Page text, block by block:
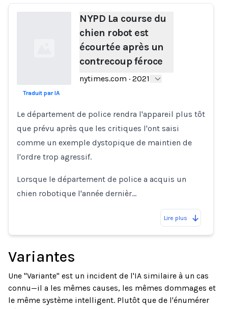
NYPD La course du
chien robot est
écourtée après un
contrecoup féroce
nytimes.com · 2021
Traduit par IA
Le département de police rendra l'appareil plus tôt
que prévu après que les critiques l'ont saisi
comme un exemple dystopique de maintien de
l'ordre trop agressif.
Lorsque le département de police a acquis un
chien robotique l'année dernièr…
Lire plus
Variantes
Une "Variante" est un incident de l'IA similaire à un cas
connu—il a les mêmes causes, les mêmes dommages et
le même système intelligent. Plutôt que de l'énumérer